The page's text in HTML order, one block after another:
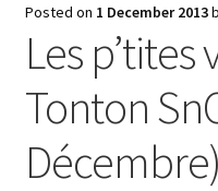
Hats
Sweatshirts
Blog
Posted on 1 December 2013
Les p’tites
Tonton
Décembre)